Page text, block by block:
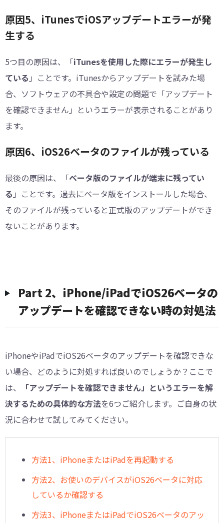
原因5、iTunesでiOSアップデートエラーが発
生する
5つ目の原因は、「iTunesを使用した際にエラーが発生し
ている 」ことです。iTunesからアップデートを試みた場
合、ソフトウェアの不具合や設定の問題で「アップデート
を確認できません」というエラーが表示されることがあり
ます。
原因6、iOS26ベータのファイルが残っている
最後の原因は、「ベータ版のファイルが端末に残ってい
る 」ことです。過去にベータ版をインストールした場合、
そのファイルが残っていると正式版のアップデートができ
ないことがあります。
Part 2、iPhone/iPadでiOS26ベータの
アップデートを確認できない時の対処法
iPhoneやiPadでiOS26ベータのアップデートを確認できな
い場合、どのように対処すれば良いのでしょうか？ここで
は、
「アップデートを確認できません」というエラーを解
決するための具体的な方法を6つご紹介します。ご自身の状
況に合わせて試してみてください。
方法1、iPhoneまたはiPadを再起動する
方法2、お使いのデバイスがiOS26ベータに対応
しているか確認する
方法3、iPhoneまたはiPadでiOS26ベータのアッ